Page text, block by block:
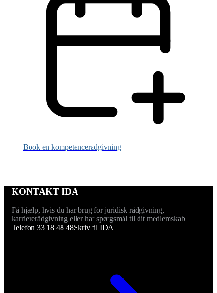
Book en kompetencerådgivning
KONTAKT IDA
Få hjælp, hvis du har brug for juridisk rådgivning,
karriererådgivning eller har spørgsmål til dit medlemskab.
Telefon 33 18 48 48Skriv til IDA